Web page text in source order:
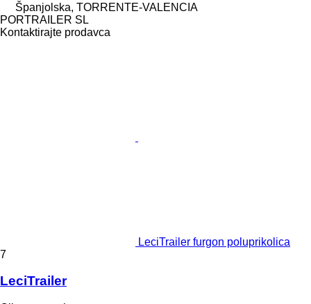
Španjolska, TORRENTE-VALENCIA
PORTRAILER SL
Kontaktirajte prodavca
LeciTrailer furgon poluprikolica
7
LeciTrailer